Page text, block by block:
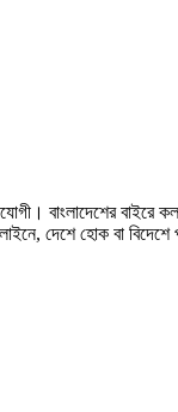
বাংলাদেশের বাইরে
দেশে হোক বা বিদেশে